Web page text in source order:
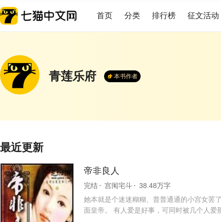
首页 分类 排行榜 征文活动
青莲乐府 本书作者
最近更新
帝非良人
完结 宫闱宅斗
38.48万字
她本就是个迷迷糊糊、普普通通的小宫女罢
面皇帝。 有人爱是好事，可同时被几个人